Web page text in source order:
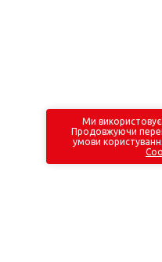
Ми
Продовжуючи
умови